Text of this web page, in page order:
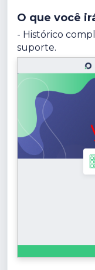
O que você
- Histórico
suporte.